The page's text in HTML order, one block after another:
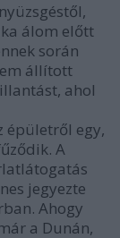
álom előtt
során
állított
ahol
épületről egy,
A
jegyezte
Ahogy
a Dunán,